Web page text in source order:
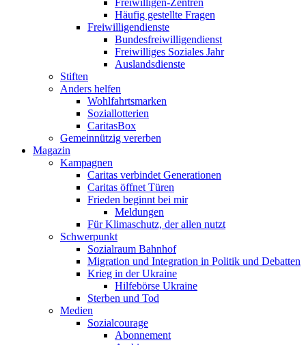
Freiwilligen-Zentren
Häufig gestellte Fragen
Freiwilligendienste
Bundesfreiwilligendienst
Freiwilliges Soziales Jahr
Auslandsdienste
Stiften
Anders helfen
Wohlfahrtsmarken
Soziallotterien
CaritasBox
Gemeinnützig vererben
Magazin
Kampagnen
Caritas verbindet Generationen
Caritas öffnet Türen
Frieden beginnt bei mir
Meldungen
Für Klimaschutz, der allen nutzt
Schwerpunkt
Sozialraum Bahnhof
Migration und Integration in Politik und Debatten
Krieg in der Ukraine
Hilfebörse Ukraine
Sterben und Tod
Medien
Sozialcourage
Abonnement